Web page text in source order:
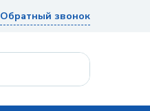
Обратный звонок